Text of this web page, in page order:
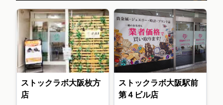
ストックラボ大阪枚方
店
ストックラボ大阪駅前
第４ビル店